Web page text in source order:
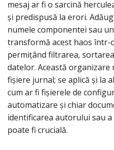
mesaj ar fi o sarcină
și predispusă la erori.
numele componentei sau
transformă acest haos
permițând filtrarea,
datelor. Această organizare
fișiere jurnal; se aplică și la
cum ar fi fișierele de
automatizare și chiar
identificarea autorului sau
poate fi crucială.